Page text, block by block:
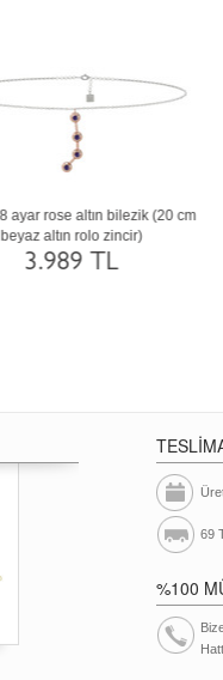
925 ayar gümüş bilezik (20
cm rose altın rolo zincir)
1.485 TL
69
%100